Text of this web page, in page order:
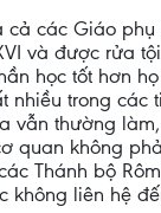
các Giáo phụ
và được rửa
học tốt hơn
trong các
vẫn thường
quan không
Thánh bộ
không liên hệ